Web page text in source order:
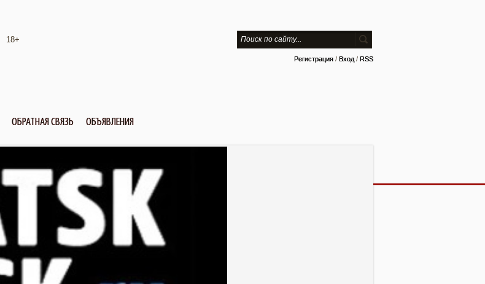
18+
Регистрация / Вход / RSS
ОБРАТНАЯ СВЯЗЬ ОБЪЯВЛЕНИЯ